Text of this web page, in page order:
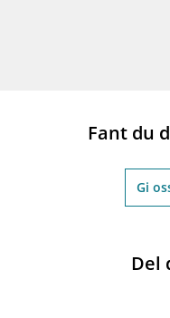
Fant du
Gi
Del